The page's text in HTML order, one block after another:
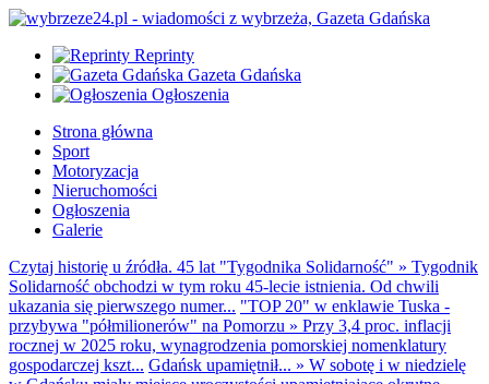
Reprinty
Gazeta Gdańska
Ogłoszenia
Strona główna
Sport
Motoryzacja
Nieruchomości
Ogłoszenia
Galerie
Czytaj historię u źródła. 45 lat "Tygodnika Solidarność" » Tygodnik
Solidarność obchodzi w tym roku 45-lecie istnienia. Od chwili
ukazania się pierwszego numer... "TOP 20" w enklawie Tuska -
przybywa "półmilionerów" na Pomorzu » Przy 3,4 proc. inflacji
rocznej w 2025 roku, wynagrodzenia pomorskiej nomenklatury
gospodarczej kszt... Gdańsk upamiętnił... » W sobotę i w niedzielę